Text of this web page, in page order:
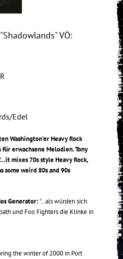
VÖ:
Edel
Washington’er Heavy Rock
erwachsene Melodien. Tony
mixes 70s style Heavy Rock,
some weird 80s and 90s
Generator:"…als würden sich
und Foo Fighters die Klinke in
the winter of 2000 in Port